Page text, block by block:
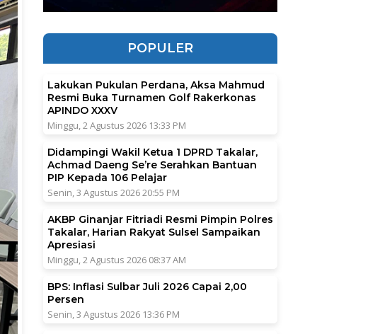
POPULER
Lakukan Pukulan Perdana, Aksa Mahmud
Resmi Buka Turnamen Golf Rakerkonas
APINDO XXXV
Minggu, 2 Agustus 2026 13:33 PM
Didampingi Wakil Ketua 1 DPRD Takalar,
Achmad Daeng Se’re Serahkan Bantuan
PIP Kepada 106 Pelajar
Senin, 3 Agustus 2026 20:55 PM
AKBP Ginanjar Fitriadi Resmi Pimpin Polres
Takalar, Harian Rakyat Sulsel Sampaikan
Apresiasi
Minggu, 2 Agustus 2026 08:37 AM
BPS: Inflasi Sulbar Juli 2026 Capai 2,00
Persen
Senin, 3 Agustus 2026 13:36 PM